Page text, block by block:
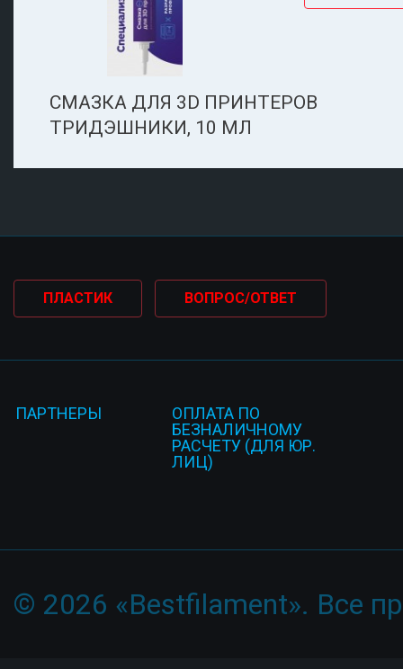
СМАЗКА ДЛЯ 3D ПРИНТЕРОВ
ТРИДЭШНИКИ, 10 МЛ
ПЛАСТИК ВОПРОС/ОТВЕТ
ПАРТНЕРЫ
ОПЛАТА ПО
БЕЗНАЛИЧНОМУ
РАСЧЕТУ (ДЛЯ ЮР.
ЛИЦ)
© 2026 «Bestfilament». Все